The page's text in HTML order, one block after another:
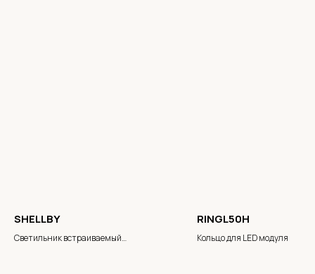
SHELLBY
Светильник встраиваемый
RINGL50H
Кольцо для LED модуля